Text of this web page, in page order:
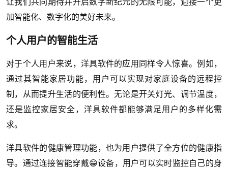
加智能化、数字化的美好未来。
个人用户的智能生活
对于个人用户来说，洋具软件的应用同样令人惊喜。例如，
通过其智能家居功能，用户可以实现对家庭设备的远程控
制，从而提升生活的便利性。无论是开关灯光、调节温度，
还是监控家居安全，洋具软件都能够满足用户的多样化需
求。
洋具软件的健康管理功能，也为用户提供了全方位的健康指
导。通过连接智能穿戴😁设备，用户可以实时监控自己的身